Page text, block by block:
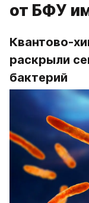
от БФУ
Квантово-
раскрыли
бактерий